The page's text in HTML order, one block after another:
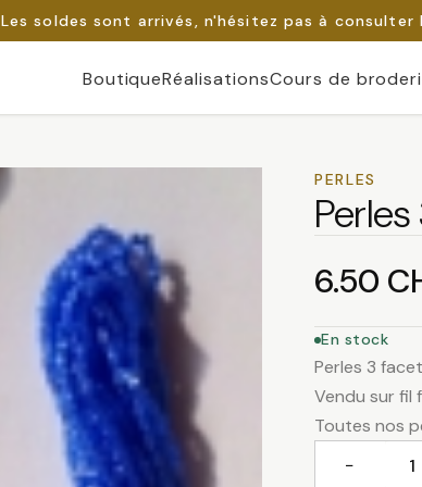
Les soldes sont arrivés, n'hésitez pas à
BoutiqueRéalisationsCours de
PERLES
6.50
En stock
Perles 3
Vendu sur fil
Toutes nos
−